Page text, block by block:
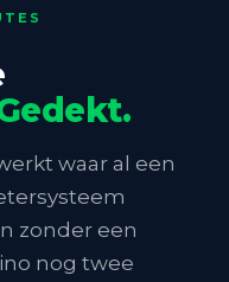
waar al een
zonder een
nog twee